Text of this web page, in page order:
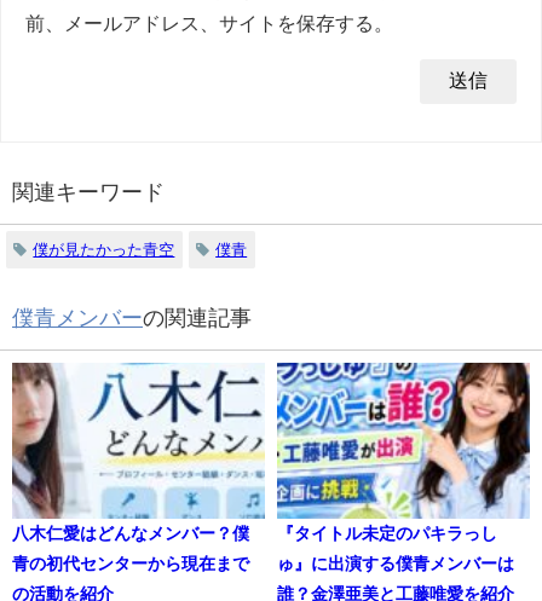
前、メールアドレス、サイトを保存する。
関連キーワード
僕が見たかった青空 僕青
僕青メンバーの関連記事
八木仁愛はどんなメンバー？僕
青の初代センターから現在まで
の活動を紹介
『タイトル未定のパキラっし
ゅ』に出演する僕青メンバーは
誰？金澤亜美と工藤唯愛を紹介